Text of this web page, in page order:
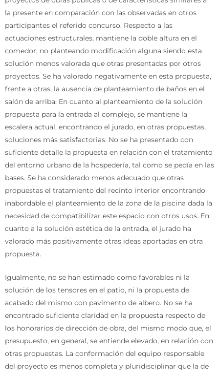
la presente en comparación con las observadas en otros
participantes el referido concurso. Respecto a las
actuaciones estructurales, mantiene la doble altura en el
comedor, no planteando modificación alguna siendo esta
solución menos valorada que otras presentadas por otros
proyectos. Se ha valorado negativamente en esta propuesta,
frente a otras, la ausencia de planteamiento de baños en el
salón de arriba. En cuanto al planteamiento de la solución
propuesta para la entrada al complejo, se mantiene la
escalera actual, encontrando el jurado, en otras propuestas,
soluciones más satisfactorias. No se ha presentado con
suficiente detalle la propuesta en relación con el tratamiento
del entorno urbano de la hospedería, tal como se pedía en las
bases. Se ha considerado menos adecuado que otras
propuestas el tratamiento del recinto interior encontrando
inabordable el planteamiento de la zona de la piscina dada la
necesidad de compatibilizar este espacio con otros usos. En
cuanto a la solución estética de la entrada, el jurado ha
valorado más positivamente otras ideas aportadas en otra
propuesta.
Igualmente, no se han estimado como favorables ni la
solución de los tensores en el patio, ni la propuesta de
acabado del mismo con pavimento de albero. No se ha
encontrado suficiente claridad en la propuesta respecto de
los honorarios de dirección de obra, del mismo modo que, el
presupuesto, en general, se entiende elevado, en relación con
otras propuestas. La conformación del equipo responsable
del proyecto es menos completa y pluridisciplinar que la de